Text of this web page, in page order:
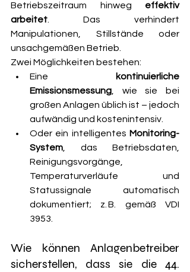
Betriebszeitraum hinweg effektiv
arbeitet . Das verhindert
Manipulationen, Stillstände oder
unsachgemäßen Betrieb.
Zwei Möglichkeiten bestehen:
Eine
kontinuierliche
Emissionsmessung , wie sie bei
großen Anlagen üblich ist – jedoch
aufwändig und kostenintensiv.
Oder ein intelligentes Monitoring-
System , das Betriebsdaten,
Reinigungsvorgänge,
Temperaturverläufe und
Statussignale automatisch
dokumentiert; z. B. gemäß VDI
3953.
Wie können Anlagenbetreiber
sicherstellen, dass sie die 44.